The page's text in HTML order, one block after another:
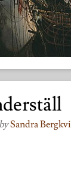
bySandra